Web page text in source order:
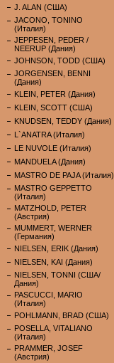
J. ALAN (США)
JACONO, TONINO
(Италия)
JEPPESEN, PEDER /
NEERUP (Дания)
JOHNSON, TODD (США)
JORGENSEN, BENNI
(Дания)
KLEIN, PETER (Дания)
KLEIN, SCOTT (США)
KNUDSEN, TEDDY (Дания)
L`ANATRA (Италия)
LE NUVOLE (Италия)
MANDUELA (Дания)
MASTRO DE PAJA (Италия)
MASTRO GEPPETTO
(Италия)
MATZHOLD, PETER
(Австрия)
MUMMERT, WERNER
(Германия)
NIELSEN, ERIK (Дания)
NIELSEN, KAI (Дания)
NIELSEN, TONNI (США/
Дания)
PASCUCCI, MARIO
(Италия)
POHLMANN, BRAD (США)
POSELLA, VITALIANO
(Италия)
PRAMMER, JOSEF
(Австрия)